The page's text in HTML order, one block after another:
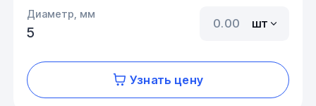
Диаметр, мм
5
шт
Узнать цену